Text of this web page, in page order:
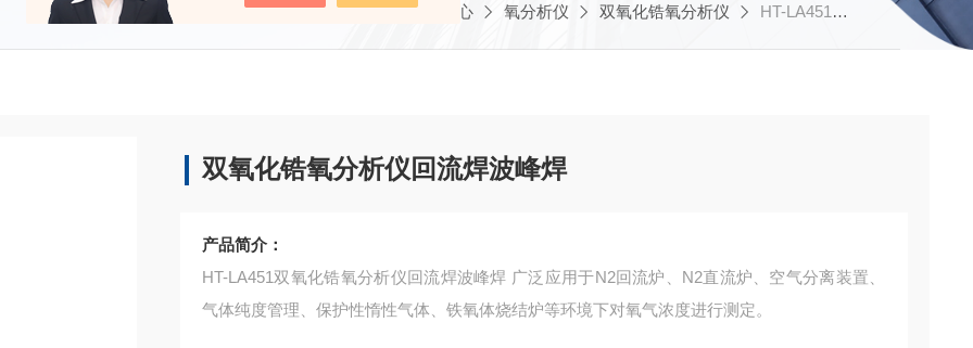
当前位置：首页 产品中心 氧分析仪 双氧化锆氧分析仪 HT-LA451双氧化锆氧分析仪回流焊波峰焊
双氧化锆氧分析仪回流焊波峰焊
产品简介：
HT-LA451双氧化锆氧分析仪回流焊波峰焊 广泛应用于N2回流炉、N2直流炉、空气分离装置、
气体纯度管理、保护性惰性气体、铁氧体烧结炉等环境下对氧气浓度进行测定。